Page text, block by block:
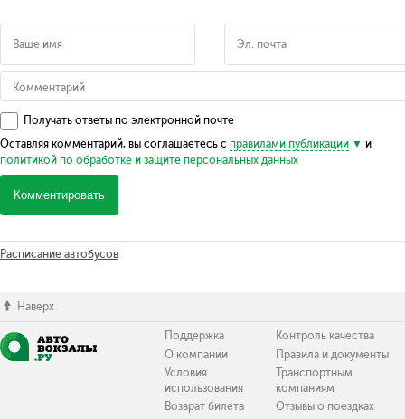
Получать ответы по электронной почте
Оставляя комментарий, вы соглашаетесь с правилами публикации
и
политикой по обработке и защите персональных данных
Комментировать
Расписание автобусов
Наверх
Поддержка
О компании
Условия
использования
Возврат билета
Контроль качества
Правила и документы
Транспортным
компаниям
Отзывы о поездках